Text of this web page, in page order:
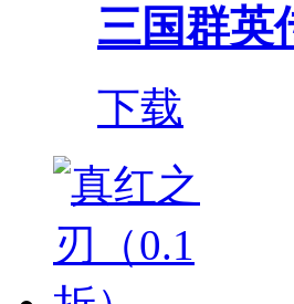
三国群英
下载